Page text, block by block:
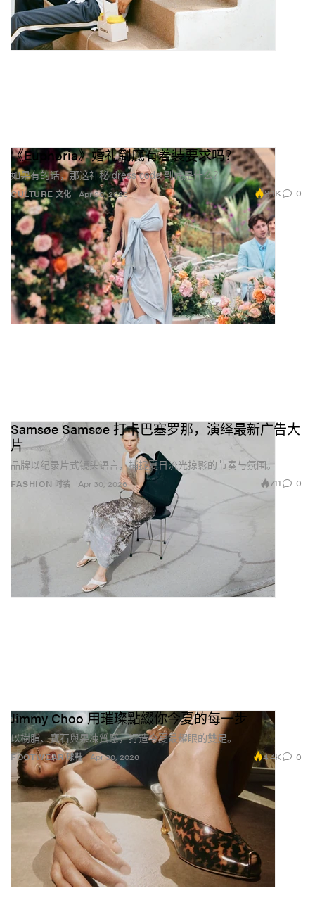
CULTURE 文化
《Euphoria》婚礼到底有着装要求吗？
如果有的话，那这神秘 dress code 到底是什么？
Apr 30, 2026 8.1K 0
FASHION 时装
Samsøe Samsøe 打卡巴塞罗那，演绎最新广告大
片
品牌以纪录片式镜头语言，捕捉夏日流光掠影的节奏与氛围。
Apr 30, 2026 711 0
FOOTWEAR 球鞋
Jimmy Choo 用璀璨點綴你今夏的每一步
以樹脂、寶石與果凍質感，打造今夏最耀眼的雙足。
Apr 30, 2026 4.4K 0